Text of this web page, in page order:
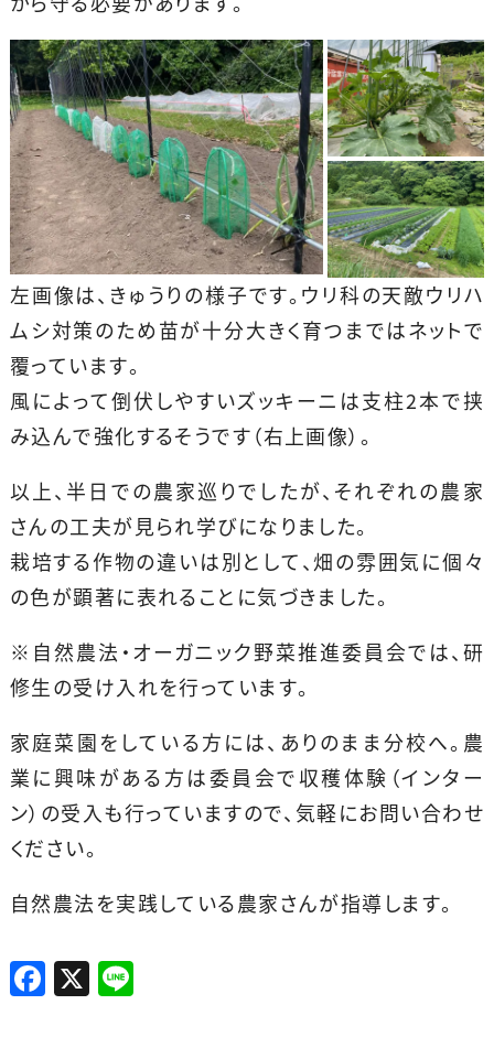
左画像は、きゅうりの様子です。ウリ科の天敵ウリハ
ムシ対策のため苗が十分大きく育つまではネットで
覆っています。
風によって倒伏しやすいズッキーニは支柱2本で挟
み込んで強化するそうです（右上画像）。
以上、半日での農家巡りでしたが、それぞれの農家
さんの工夫が見られ学びになりました。
栽培する作物の違いは別として、畑の雰囲気に個々
の色が顕著に表れることに気づきました。
※自然農法・オーガニック野菜推進委員会では、研
修生の受け入れを行っています。
家庭菜園をしている方には、ありのまま分校へ。農
業に興味がある方は委員会で収穫体験（インター
ン）の受入も行っていますので、気軽にお問い合わせ
ください。
自然農法を実践している農家さんが指導します。
F
a
X Li